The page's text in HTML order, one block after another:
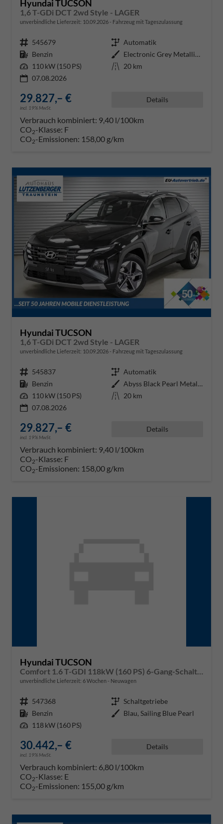
Hyundai TUCSON
1,6 T-GDi DCT 2wd Style - LAGER
unverbindliche Lieferzeit: 10.09.2026 Fahrzeug mit Tageszulassung
Fahrzeugnr. 545679 Getriebe Automatik
Kraftstoff Benzin Außenfarbe
Electronic Grey Metallic ()
Leistung 110 kW (150 PS) Kilometerstand 20 km
07.08.2026
29.827,– €
incl. 19% MwSt.
Details
Verbrauch kombiniert: 9,40 l/100km
CO2-Klasse: F
CO2-Emissionen: 158,00 g/km
Hyundai TUCSON
1,6 T-GDi DCT 2wd Style - LAGER
unverbindliche Lieferzeit: 10.09.2026 Fahrzeug mit Tageszulassung
Fahrzeugnr. 545837 Getriebe Automatik
Kraftstoff Benzin Außenfarbe
Abyss Black Pearl Metallic ()
Leistung 110 kW (150 PS) Kilometerstand 20 km
07.08.2026
29.827,– €
incl. 19% MwSt.
Details
Verbrauch kombiniert: 9,40 l/100km
CO2-Klasse: F
CO2-Emissionen: 158,00 g/km
Hyundai TUCSON
unverbindliche Lieferzeit: 6 Wochen Neuwagen
Fahrzeugnr. 547368 Getriebe Schaltgetriebe
Kraftstoff Benzin Außenfarbe Blau, Sailing Blue Pearl
Leistung 118 kW (160 PS)
30.442,– €
incl. 19% MwSt.
Details
Verbrauch kombiniert: 6,80 l/100km
CO2-Klasse: E
CO2-Emissionen: 155,00 g/km